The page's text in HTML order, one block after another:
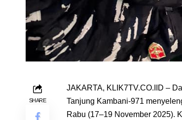
SHARE
JAKARTA, KLIK7TV.CO.IID –
Tanjung Kambani-971
Rabu (17–19 November 2025).